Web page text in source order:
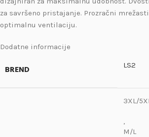
za savršeno pristajanje. Prozračni
optimalnu ventilaciju.
Dodatne informacije
BREND LS2
3XL/
,
M/L